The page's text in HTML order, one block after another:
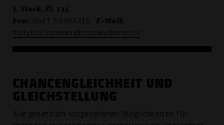
1. Stock, Zi. 115
Fon: 0621 53397216 E-Mail:
marylou.sommer@popakademie.de
CHANCENGLEICHHEIT UND
GLEICHSTELLUNG
Alle gesetzlich vorgesehenen Möglichkeiten für